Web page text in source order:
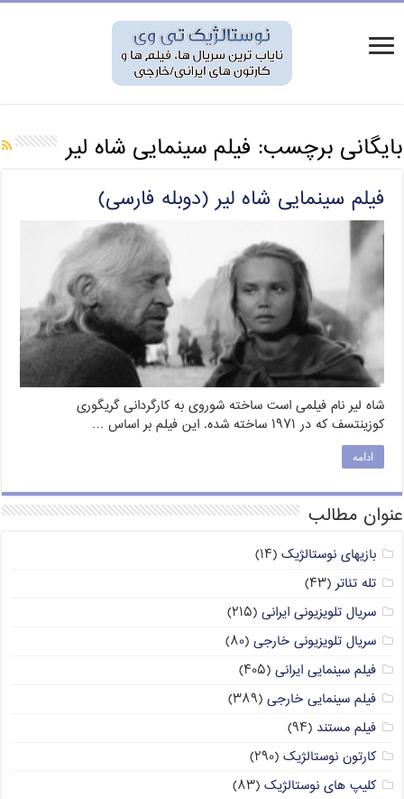
بایگانی برچسب: فیلم سینمایی شاه لیر
فیلم سینمایی شاه لیر (دوبله فارسی)
شاه لیر نام فیلمی است ساخته شوروی به کارگردانی گریگوری
کوزینتسف که در ۱۹۷۱ ساخته شده. این فیلم بر اساس …
ادامه
عنوان مطالب
بازیهای نوستالژیک (۱۴)
تله تئاتر(۴۳)
سریال تلویزیونی ایرانی (۲۱۵)
سریال تلویزیونی خارجی (۸۰)
فیلم سینمایی ایرانی (۴۰۵)
فیلم سینمایی خارجی (۳۸۹)
فیلم مستند (۹۴)
کارتون نوستالژیک (۲۹۰)
کلیپ های نوستالژیک (۸۳)